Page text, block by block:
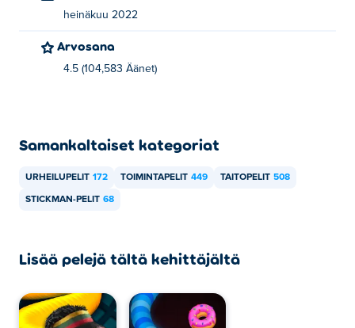
heinäkuu 2022
Arvosana
4.5 (104,583 Äänet)
Samankaltaiset kategoriat
URHEILUPELIT 172 TOIMINTAPELIT 449 TAITOPELIT 508
STICKMAN-PELIT 68
Lisää pelejä tältä kehittäjältä